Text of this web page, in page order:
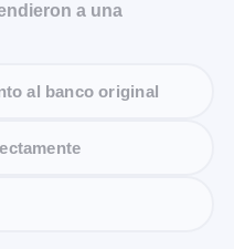
a una
al banco original